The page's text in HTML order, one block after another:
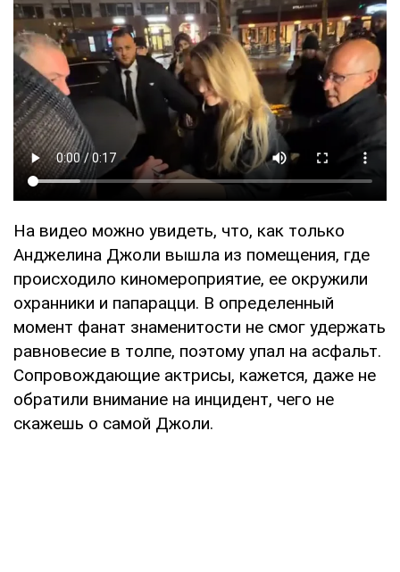
На видео можно увидеть, что, как только
Анджелина Джоли вышла из помещения, где
происходило киномероприятие, ее окружили
охранники и папарацци. В определенный
момент фанат знаменитости не смог удержать
равновесие в толпе, поэтому упал на асфальт.
Сопровождающие актрисы, кажется, даже не
обратили внимание на инцидент, чего не
скажешь о самой Джоли.